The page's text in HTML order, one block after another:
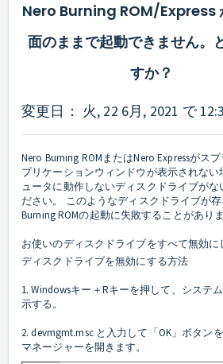
Nero Burning ROM/Express
面のままで起動できません。
すか？
変更日： 火, 22 6月, 2021 で
Nero Burning ROMまたはNero Expressがス
プリケーションウィンドウが表示されな
ュータに動作しないディスクドライブがな
ださい。 このようなディスクドライブが
Burning ROMの起動に失敗することがありま
お使いのディスクドライブをすべて無効に
ディスクドライブを無効にする方法
1. Windowsキー＋Rキーを押して、システ
示する。
2. devmgmt.msc と入力して「OK」ボタン
マネージャーを開きます。